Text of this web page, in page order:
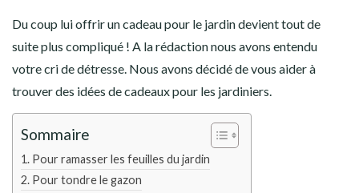
Du coup lui offrir un cadeau pour le jardin devient tout de
suite plus compliqué ! A la rédaction nous avons entendu
votre cri de détresse. Nous avons décidé de vous aider à
trouver des idées de cadeaux pour les jardiniers.
Sommaire
Pour ramasser les feuilles du jardin
Pour tondre le gazon